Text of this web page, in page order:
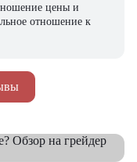
цены и
отношение к